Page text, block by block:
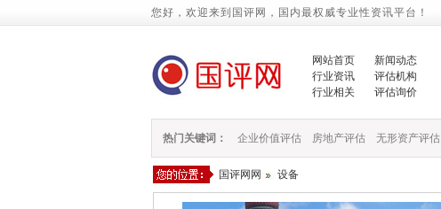
您好，欢迎来到国评网，国内最权威专业性资讯平台！
网站首页
新闻动态
行业资讯
评估机构
行业相关
评估询价
热门关键词： 企业价值评估 房地产评估 无形资产评估
国评网网 设备